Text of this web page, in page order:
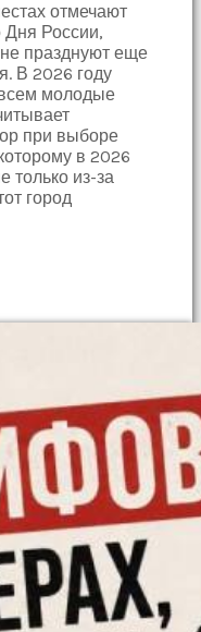
отмечают
Дня России,
празднуют еще
В 2026 году
молодые
при выборе
в 2026
только из-за
город